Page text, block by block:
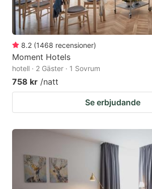
8.2 (1468 recensioner)
Moment Hotels
hotell · 2 Gäster · 1 Sovrum
758 kr /natt
Se erbjudande